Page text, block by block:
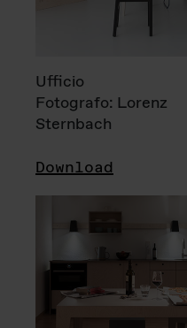
Ufficio
Fotografo: Lorenz
Sternbach
Download